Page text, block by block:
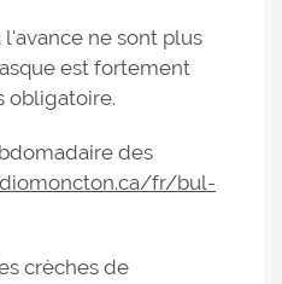
ne sont plus
est fortement
obligatoire.
des
fr/bul-
crèches de